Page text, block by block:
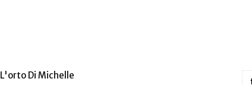
L'orto Di Michelle